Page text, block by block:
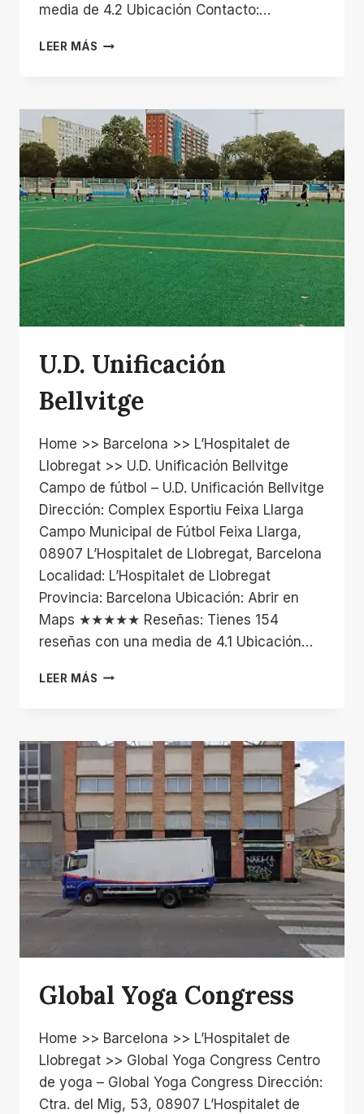
media de 4.2 Ubicación Contacto:…
LEER MÁS ESTADIO
DE
L’HOSPITALET
U.D. Unificación
Bellvitge
Home >> Barcelona >> L’Hospitalet de
Llobregat >> U.D. Unificación Bellvitge
Campo de fútbol – U.D. Unificación Bellvitge
Dirección: Complex Esportiu Feixa Llarga
Campo Municipal de Fútbol Feixa Llarga,
08907 L’Hospitalet de Llobregat, Barcelona
Localidad: L’Hospitalet de Llobregat
Provincia: Barcelona Ubicación: Abrir en
Maps ★★★★★ Reseñas: Tienes 154
reseñas con una media de 4.1 Ubicación…
LEER MÁS U.D.
Global Yoga Congress
Home >> Barcelona >> L’Hospitalet de
Llobregat >> Global Yoga Congress Centro
de yoga – Global Yoga Congress Dirección:
Ctra. del Mig, 53, 08907 L’Hospitalet de